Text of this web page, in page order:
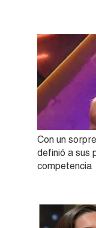
Con un
definió a sus
competencia